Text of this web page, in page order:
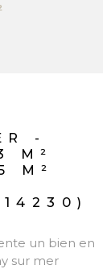
-
M²
M²
un bien en
sur mer